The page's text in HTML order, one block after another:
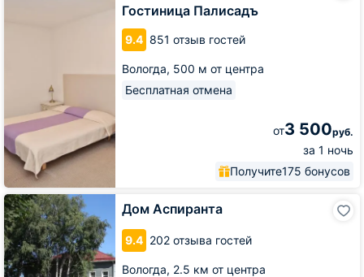
Гостиница Палисадъ
9.4 851 отзыв гостей
Вологда, 500 м от центра
Бесплатная отмена
от3 500руб.
за 1 ночь
Получите175 бонусов
Дом Аспиранта
9.4 202 отзыва гостей
Вологда, 2.5 км от центра
Дом
Аспиранта